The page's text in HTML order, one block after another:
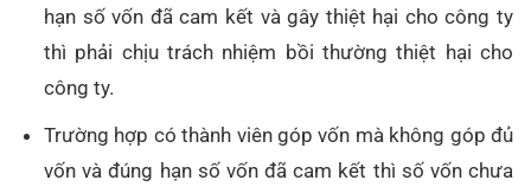
hạn số vốn đã cam kết và gây thiệt hại cho công ty
thì phải chịu trách nhiệm bồi thường thiệt hại cho
công ty.
Trường hợp có thành viên góp vốn mà không góp đủ
vốn và đúng hạn số vốn đã cam kết thì số vốn chưa